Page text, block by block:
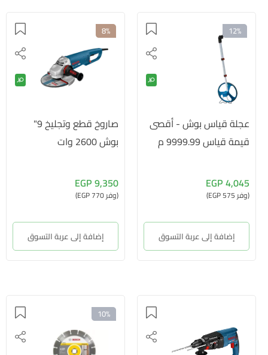
12%
عجلة قياس بوش - أقصى
قيمة قياس 9999.99 م
4,045 EGP
(وفر 575 EGP)
إضافة إلى عربة التسوق
8%
صاروخ قطع وتجليخ 9"
بوش 2600 وات
9,350 EGP
(وفر 770 EGP)
إضافة إلى عربة التسوق
10%